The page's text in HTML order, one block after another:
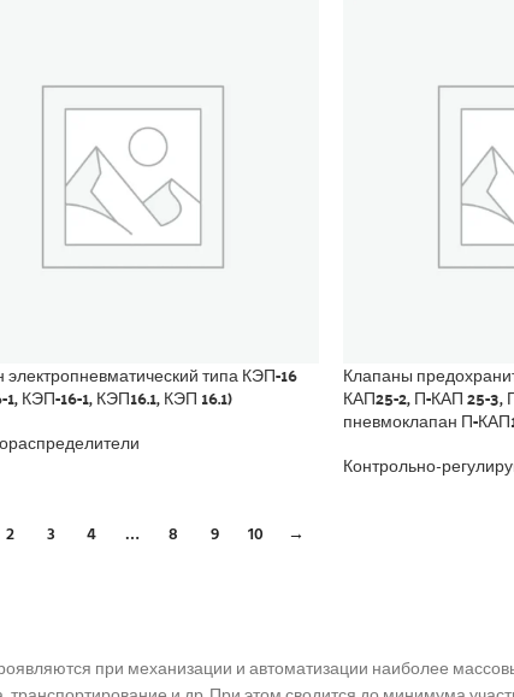
электропневматический типа КЭП-16
КЭП-16-1, КЭП16.1, КЭП 16.1)
Клапаны
КАП25-2, П-КАП 25-3,
пневмоклапан П-
Контрольно-
2 3 4 … 8 9 10 →
при механизации и автоматизации наиболее